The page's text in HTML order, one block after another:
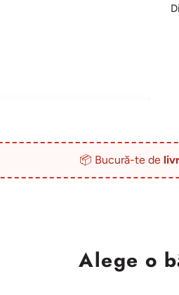
📦 Bucură-te de
Alege o